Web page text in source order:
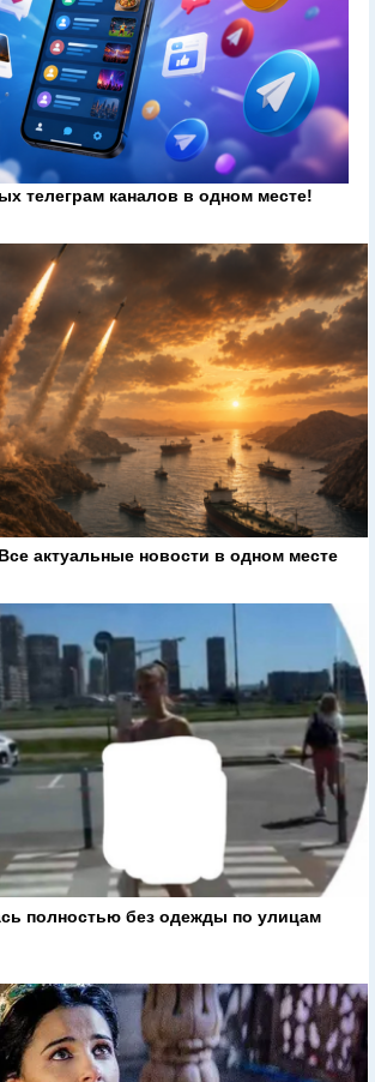
телеграм каналов в одном месте!
актуальные новости в одном месте
полностью без одежды по улицам